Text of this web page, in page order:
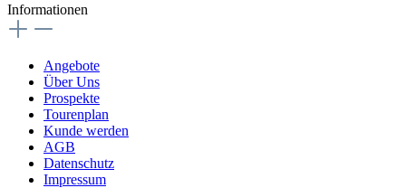
Informationen
Angebote
Über Uns
Prospekte
Tourenplan
Kunde werden
AGB
Datenschutz
Impressum